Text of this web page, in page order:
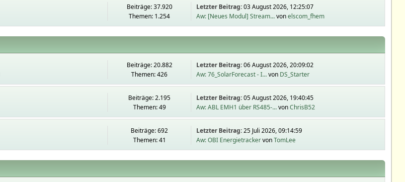
Beiträge: 37.920
Themen: 1.254
Letzter Beitrag:03 August 2026, 12:25:07
Aw: [Neues Modul] Stream...vonelscom_fhem
Beiträge: 20.882
Themen: 426
Letzter Beitrag:06 August 2026, 20:09:02
Aw: 76_SolarForecast - I...von DS_Starter
Beiträge: 2.195
Themen: 49
Letzter Beitrag:05 August 2026, 19:40:45
Aw: ABL EMH1 über RS485-...vonChrisB52
Beiträge: 692
Themen: 41
Letzter Beitrag:25 Juli 2026, 09:14:59
Aw: OBI EnergietrackervonTomLee